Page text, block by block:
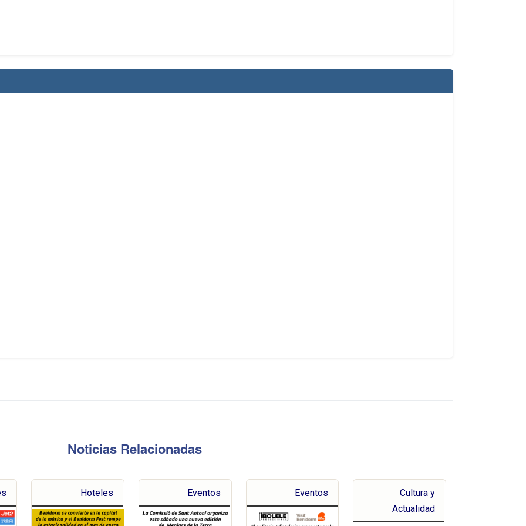
Noticias Relacionadas
Hoteles Eventos Eventos
Cultura y
Actualidad